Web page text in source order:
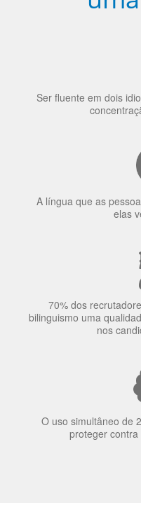
Ser fluente em dois
A língua que as
elas
70% dos
bilinguismo uma
O uso simultâneo de
proteger